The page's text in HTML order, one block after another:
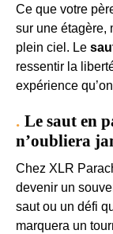
Ce que votre
sur une étagère,
plein ciel. Le
ressentir la
expérience
Le saut en
n’oubliera
Chez XLR
devenir un
saut ou un défi
marquera un